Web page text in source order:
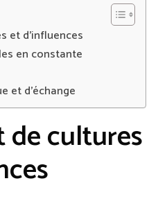
et d’influences
en constante
et d’échange
de cultures